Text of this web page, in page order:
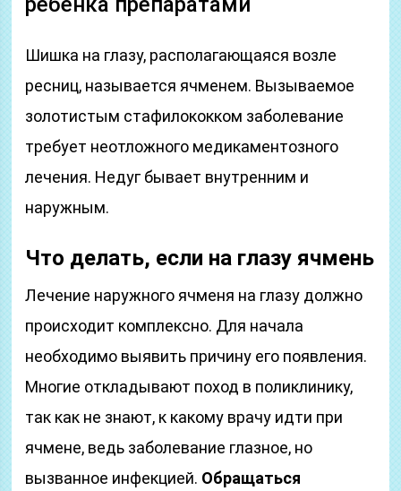
Шишка на глазу, располагающаяся возле
ресниц, называется ячменем. Вызываемое
золотистым стафилококком заболевание
требует неотложного медикаментозного
лечения. Недуг бывает внутренним и
наружным.
Что делать, если на глазу ячмень
Лечение наружного ячменя на глазу должно
происходит комплексно. Для начала
необходимо выявить причину его появления.
Многие откладывают поход в поликлинику,
так как не знают, к какому врачу идти при
ячмене, ведь заболевание глазное, но
вызванное инфекцией. Обращаться